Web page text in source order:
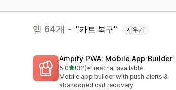
앱 64개 - 카트 복구 지우기
Ampify PWA: Mobile App Builder
5.0별 5개 중
(32)
총 리뷰 32개
•Free trial available
Mobile app builder with push alerts &
abandoned cart recovery